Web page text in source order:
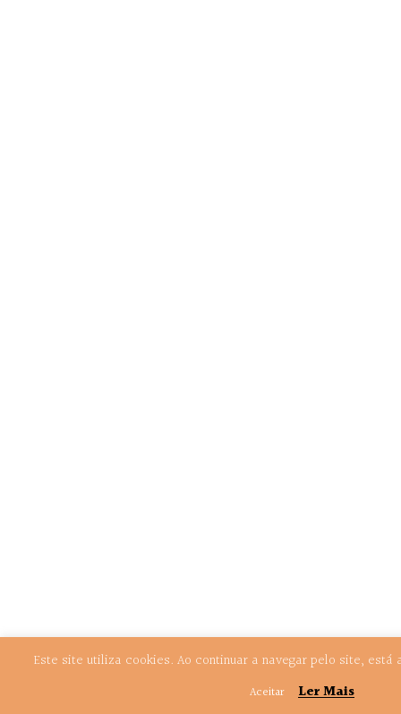
Este site utiliza cookies. Ao continuar a navegar pelo site, está
Aceitar Ler Mais